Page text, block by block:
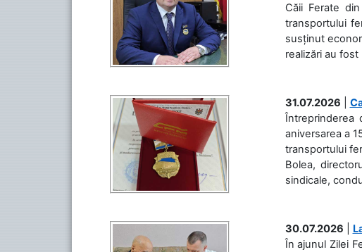
Căii Ferate
transportului
susținut
realizări au
31.07.2026
Întreprinderea
aniversarea a
transportului
Bolea,
sindicale,
30.07.2026
În ajunul Zilei